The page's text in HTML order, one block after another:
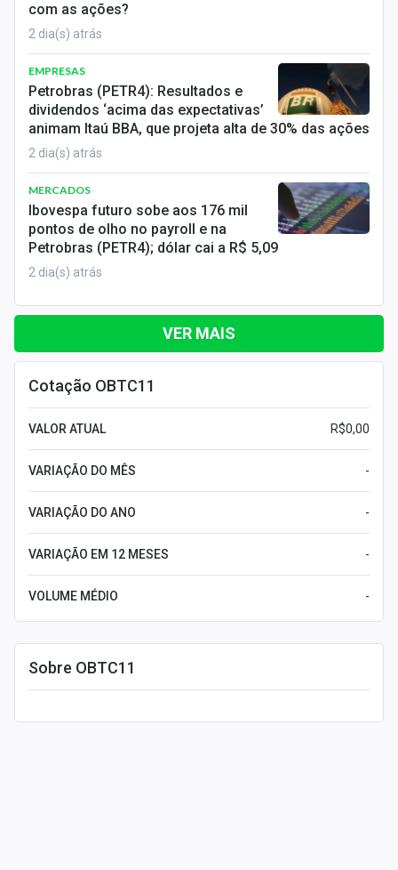
com as ações?
2 dia(s) atrás
EMPRESAS
Petrobras (PETR4): Resultados e
dividendos ‘acima das expectativas’
animam Itaú BBA, que projeta alta de 30% das ações
2 dia(s) atrás
MERCADOS
Ibovespa futuro sobe aos 176 mil
pontos de olho no payroll e na
Petrobras (PETR4); dólar cai a R$ 5,09
2 dia(s) atrás
VER MAIS
Cotação OBTC11
VALOR ATUAL R$0,00
VARIAÇÃO DO MÊS -
VARIAÇÃO DO ANO -
VARIAÇÃO EM 12 MESES -
VOLUME MÉDIO -
Sobre OBTC11
Leia mais